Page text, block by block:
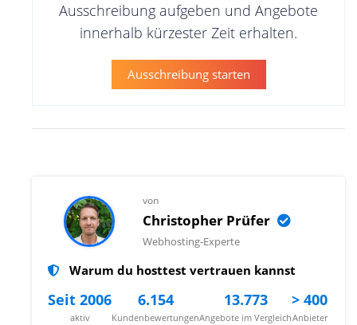
Ausschreibung aufgeben und Angebote
innerhalb kürzester Zeit erhalten.
Ausschreibung starten
von
Christopher Prüfer
Webhosting-Experte
Warum du hosttest vertrauen kannst
Seit 2006
aktiv
6.154
Kundenbewertungen
13.773
Angebote im Vergleich
> 400
Anbieter